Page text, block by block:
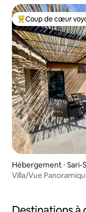
Coups de cœur
Coup de cœur
Hébergement ⋅ Sari-
Villa/Vue